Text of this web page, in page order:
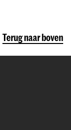
Terug naar boven